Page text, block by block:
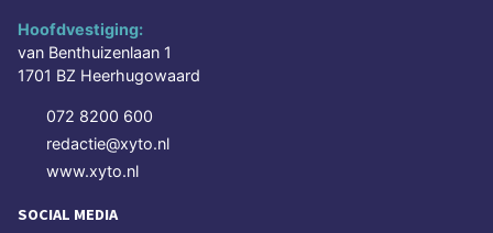
Hoofdvestiging:
van Benthuizenlaan 1
1701 BZ Heerhugowaard
072 8200 600
redactie@xyto.nl
www.xyto.nl
SOCIAL MEDIA